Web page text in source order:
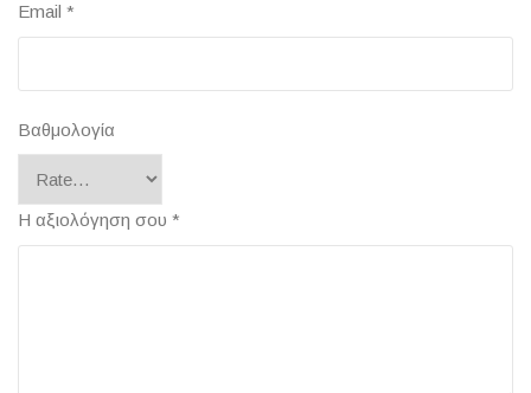
Email *
Βαθμολογία
Η αξιολόγηση σου *